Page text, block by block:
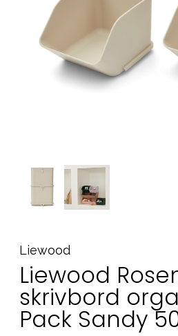
Liewood
Liewood
skrivbord
Pack Sandy
Sol och bad